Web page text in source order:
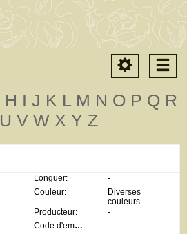
Toggle
navigation
H I J K L M N O P Q R
U V W X Y Z
Longuer:
-
Couleur:
Diverses
couleurs
Producteur:
-
Code d'emballage: